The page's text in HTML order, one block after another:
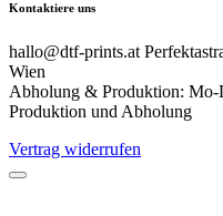
Kontaktiere uns
hallo@dtf-prints.at
Wien
Abholung & Produktion: Mo-
Produktion und Abholung
Vertrag widerrufen